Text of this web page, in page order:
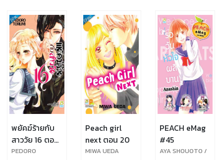
พยัคฆ์ร้ายกับ
สาววัย 16 ตอน
12
PEDORO
Peach girl
next ตอน 20
MIWA UEDA
PEACH eMag
#45
AYA SHOUOTO /